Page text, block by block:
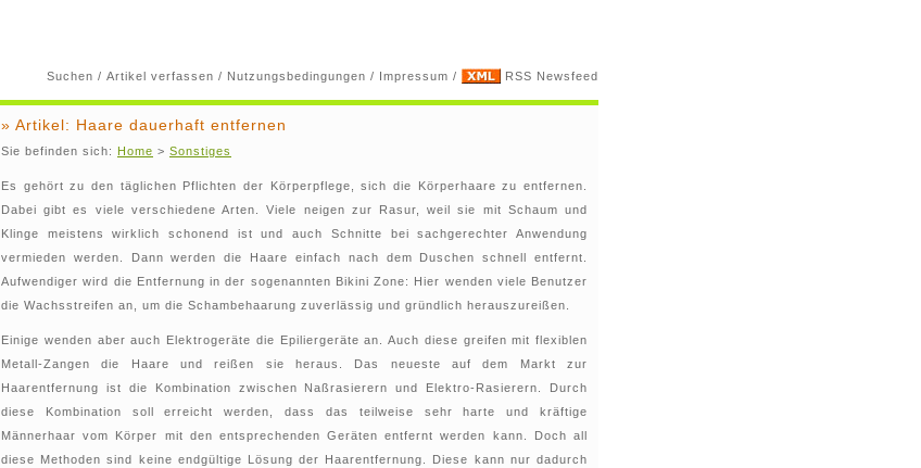
Suchen / Artikel verfassen / Nutzungsbedingungen / Impressum / RSS Newsfeed
» Artikel: Haare dauerhaft entfernen
Sie befinden sich: Home > Sonstiges
Es gehört zu den täglichen Pflichten der Körperpflege, sich die Körperhaare zu entfernen.
Dabei gibt es viele verschiedene Arten. Viele neigen zur Rasur, weil sie mit Schaum und
Klinge meistens wirklich schonend ist und auch Schnitte bei sachgerechter Anwendung
vermieden werden. Dann werden die Haare einfach nach dem Duschen schnell entfernt.
Aufwendiger wird die Entfernung in der sogenannten Bikini Zone: Hier wenden viele Benutzer
die Wachsstreifen an, um die Schambehaarung zuverlässig und gründlich herauszureißen.
Einige wenden aber auch Elektrogeräte die Epiliergeräte an. Auch diese greifen mit flexiblen
Metall-Zangen die Haare und reißen sie heraus. Das neueste auf dem Markt zur
Haarentfernung ist die Kombination zwischen Naßrasierern und Elektro-Rasierern. Durch
diese Kombination soll erreicht werden, dass das teilweise sehr harte und kräftige
Männerhaar vom Körper mit den entsprechenden Geräten entfernt werden kann. Doch all
diese Methoden sind keine endgültige Lösung der Haarentfernung. Diese kann nur dadurch